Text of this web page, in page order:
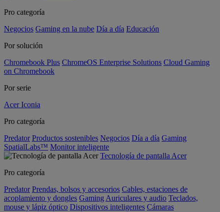
Pro categoría
Negocios Gaming en la nube Día a día Educación
Por solución
Chromebook Plus ChromeOS Enterprise Solutions Cloud Gaming
on Chromebook
Por serie
Acer Iconia
Pro categoría
Predator Productos sostenibles Negocios Día a día Gaming
SpatialLabs™ Monitor inteligente
Tecnología de pantalla Acer
Pro categoría
Predator Prendas, bolsos y accesorios Cables, estaciones de
acoplamiento y dongles Gaming Auriculares y audio Teclados,
mouse y lápiz óptico Dispositivos inteligentes Cámaras